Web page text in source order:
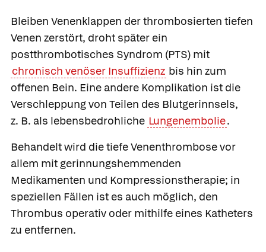
Bleiben Venenklappen der thrombosierten tiefen
Venen zerstört, droht später ein
postthrombotisches Syndrom (PTS) mit
chronisch venöser Insuffizienz bis hin zum
offenen Bein. Eine andere Komplikation ist die
Verschleppung von Teilen des Blutgerinnsels,
z. B. als lebensbedrohliche Lungenembolie.
Behandelt wird die tiefe Venenthrombose vor
allem mit gerinnungshemmenden
Medikamenten und Kompressionstherapie; in
speziellen Fällen ist es auch möglich, den
Thrombus operativ oder mithilfe eines Katheters
zu entfernen.